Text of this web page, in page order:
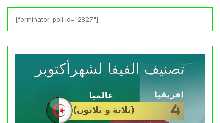
[forminator_poll id="2827"]